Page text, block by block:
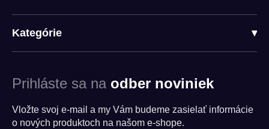
Kategórie ▾
Prihláste sa na odber noviniek
Vložte svoj e-mail a my Vám budeme zasielať informácie
o nových produktoch na našom e-shope.